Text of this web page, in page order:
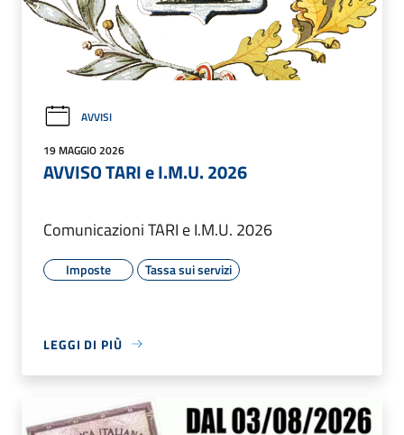
AVVISI
19 MAGGIO 2026
AVVISO TARI e I.M.U. 2026
Comunicazioni TARI e I.M.U. 2026
Imposte Tassa sui servizi
LEGGI DI PIÙ